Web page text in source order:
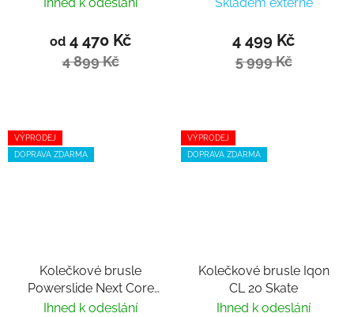
od 4 470 Kč
4 899 Kč
4 499 Kč
5 999 Kč
VÝPRODEJ
DOPRAVA ZDARMA
Kolečkové brusle
Powerslide Next Core
Black 100 Trinity
Ihned k odeslání
VÝPRODEJ
DOPRAVA ZDARMA
Kolečkové brusle Iqon
CL 20 Skate
Ihned k odeslání